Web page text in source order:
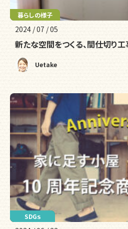
リフォーム
暮らしの様子
2024 / 07 / 05
新たな空間をつくる、間仕切り
Uetake
防災
リフォーム
SDGｓ